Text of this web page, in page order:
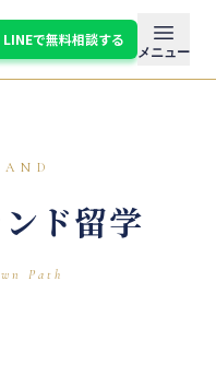
LINEで無料相談する
メニ
メニュー
ド留学
Path